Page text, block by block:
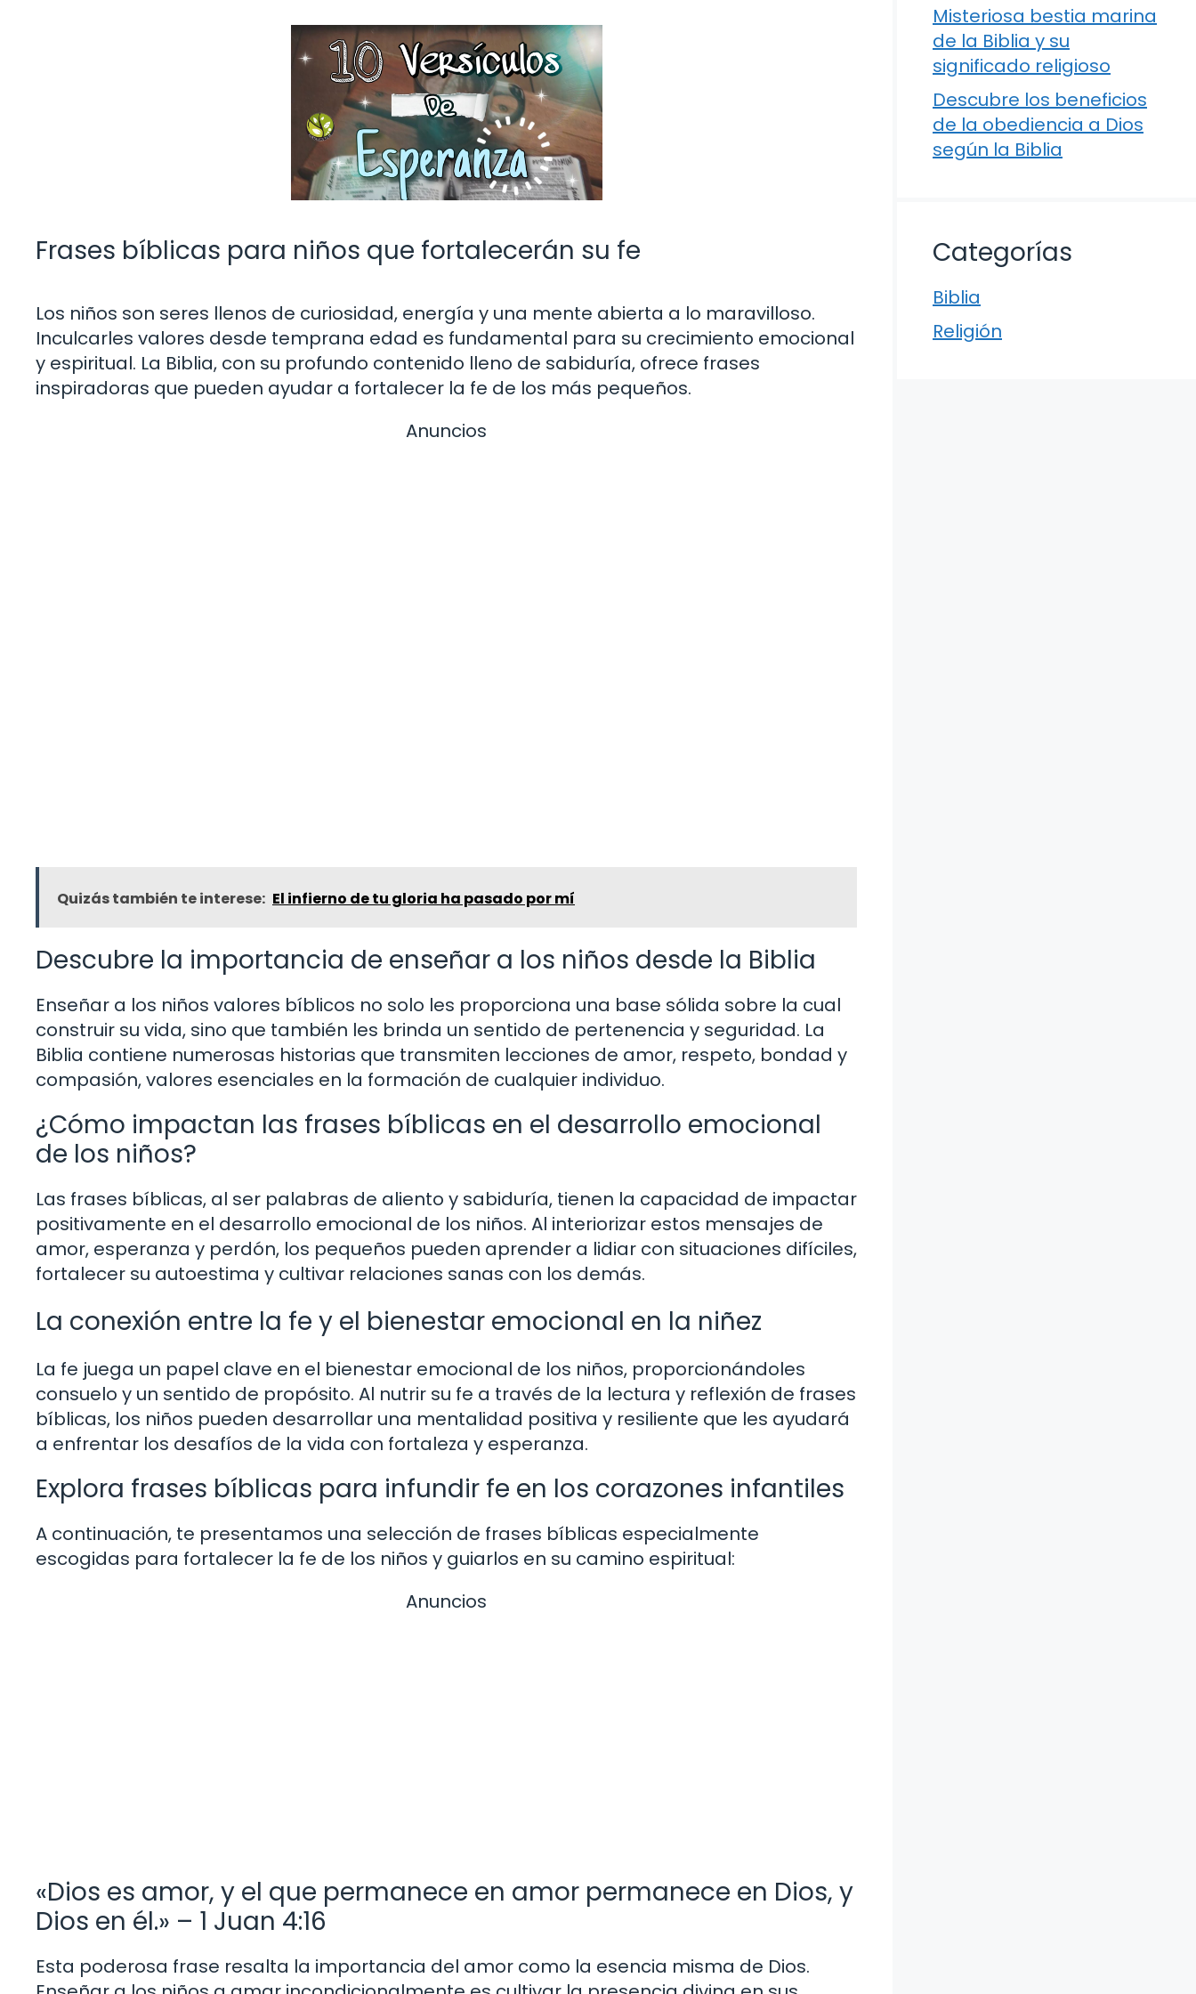
Frases bíblicas para niños que fortalecerán su fe
Los niños son seres llenos de curiosidad, energía y una mente abierta a lo maravilloso.
Inculcarles valores desde temprana edad es fundamental para su crecimiento emocional
y espiritual. La Biblia, con su profundo contenido lleno de sabiduría, ofrece frases
inspiradoras que pueden ayudar a fortalecer la fe de los más pequeños.
Anuncios
Quizás también te interese: El infierno de tu gloria ha pasado por mí
Descubre la importancia de enseñar a los niños desde la Biblia
Enseñar a los niños valores bíblicos no solo les proporciona una base sólida sobre la cual
construir su vida, sino que también les brinda un sentido de pertenencia y seguridad. La
Biblia contiene numerosas historias que transmiten lecciones de amor, respeto, bondad y
compasión, valores esenciales en la formación de cualquier individuo.
¿Cómo impactan las frases bíblicas en el desarrollo emocional
de los niños?
Las frases bíblicas, al ser palabras de aliento y sabiduría, tienen la capacidad de impactar
positivamente en el desarrollo emocional de los niños. Al interiorizar estos mensajes de
amor, esperanza y perdón, los pequeños pueden aprender a lidiar con situaciones difíciles,
fortalecer su autoestima y cultivar relaciones sanas con los demás.
La conexión entre la fe y el bienestar emocional en la niñez
La fe juega un papel clave en el bienestar emocional de los niños, proporcionándoles
consuelo y un sentido de propósito. Al nutrir su fe a través de la lectura y reflexión de frases
bíblicas, los niños pueden desarrollar una mentalidad positiva y resiliente que les ayudará
a enfrentar los desafíos de la vida con fortaleza y esperanza.
Explora frases bíblicas para infundir fe en los corazones infantiles
A continuación, te presentamos una selección de frases bíblicas especialmente
escogidas para fortalecer la fe de los niños y guiarlos en su camino espiritual:
Anuncios
«Dios es amor, y el que permanece en amor permanece en Dios, y
Dios en él.» – 1 Juan 4:16
Esta poderosa frase resalta la importancia del amor como la esencia misma de Dios.
Misteriosa bestia marina
de la Biblia y su
significado religioso
Descubre los beneficios
de la obediencia a Dios
según la Biblia
Categorías
Biblia
Religión